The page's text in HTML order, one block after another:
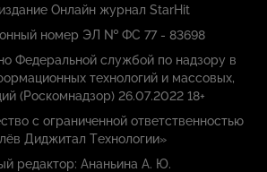
Онлайн журнал StarHit
номер ЭЛ № ФС 77 - 83698
Федеральной службой по надзору в
технологий и массовых,
(Роскомнадзор) 26.07.2022 18+
с ограниченной ответственностью
Диджитал Технологии»
редактор: Ананьина А. Ю.